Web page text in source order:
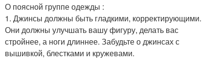
О поясной группе одежды :
1. Джинсы должны быть гладкими, корректирующими.
Они должны улучшать вашу фигуру, делать вас
стройнее, а ноги длиннее. Забудьте о джинсах с
вышивкой, блестками и кружевами.